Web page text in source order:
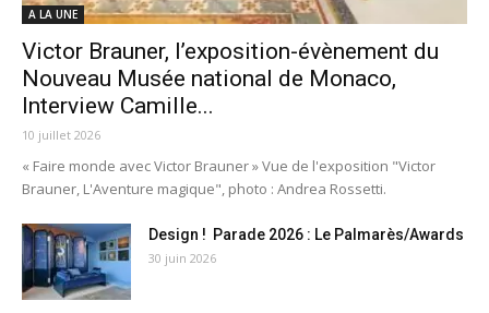
A LA UNE
Victor Brauner, l’exposition-évènement du
Nouveau Musée national de Monaco,
Interview Camille...
10 juillet 2026
« Faire monde avec Victor Brauner » Vue de l'exposition "Victor
Brauner, L'Aventure magique", photo : Andrea Rossetti.
Design ! Parade 2026 : Le Palmarès/Awards
30 juin 2026